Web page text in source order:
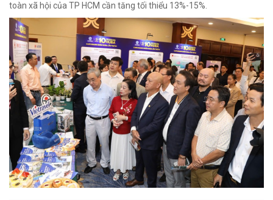
toàn xã hội của TP HCM cần tăng tối thiểu 13%-15%.